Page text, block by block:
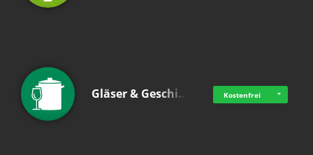
Gläser & Geschi… Kostenfrei